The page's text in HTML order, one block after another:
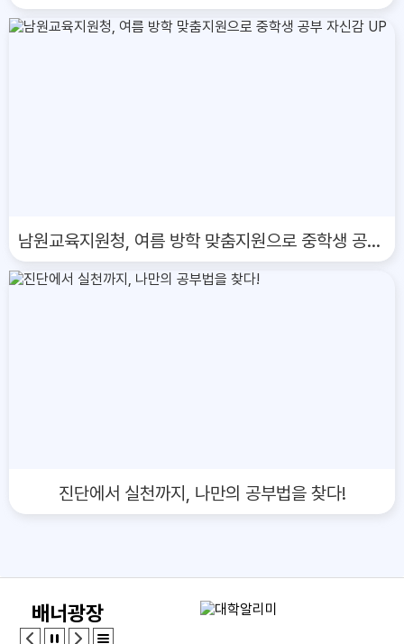
남원교육지원청, 여름 방학 맞춤지원으로 중학생 공부 자신감 UP
진단에서 실천까지, 나만의 공부법을 찾다!
배너광장